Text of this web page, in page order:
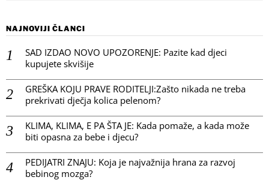
NAJNOVIJI ČLANCI
SAD IZDAO NOVO UPOZORENJE: Pazite kad djeci
kupujete skvišije
GREŠKA KOJU PRAVE RODITELJI:Zašto nikada ne treba
prekrivati dječja kolica pelenom?
KLIMA, KLIMA, E PA ŠTA JE: Kada pomaže, a kada može
biti opasna za bebe i djecu?
PEDIJATRI ZNAJU: Koja je najvažnija hrana za razvoj
bebinog mozga?